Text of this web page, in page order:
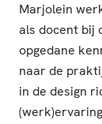
Marjolein
als docent bij
opgedane
naar de
in de design